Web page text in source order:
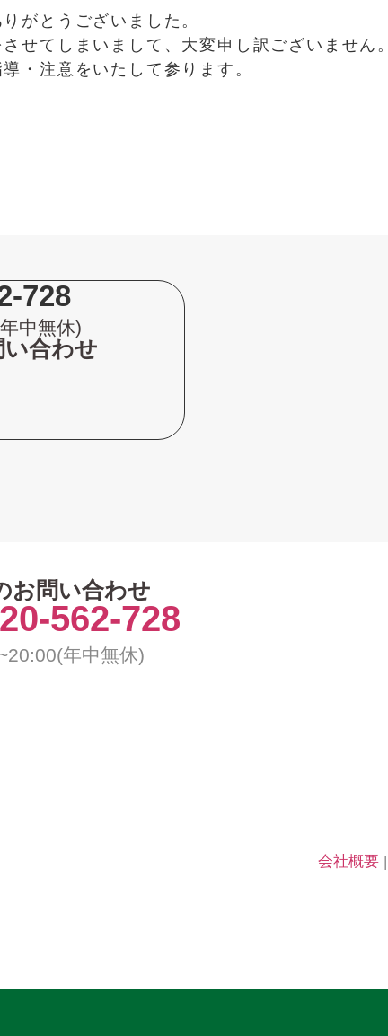
がとうございました。
せてしまいまして、大変申し訳ございません。
・注意をいたして参ります。
728
中無休)
合わせ
お問い合わせ
562-728
年中無休)
会社概要